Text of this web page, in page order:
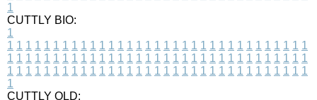
1
CUTTLY BIO:
1
1 1 1 1 1 1 1 1 1 1 1 1 1 1 1 1 1 1 1 1 1 1 1 1 1 1 1 1 1 1 1 1 1
1 1 1 1 1 1 1 1 1 1 1 1 1 1 1 1 1 1 1 1 1 1 1 1 1 1 1 1 1 1 1 1 1
1 1 1 1 1 1 1 1 1 1 1 1 1 1 1 1 1 1 1 1 1 1 1 1 1 1 1 1 1 1 1 1 1
1
CUTTLY OLD: